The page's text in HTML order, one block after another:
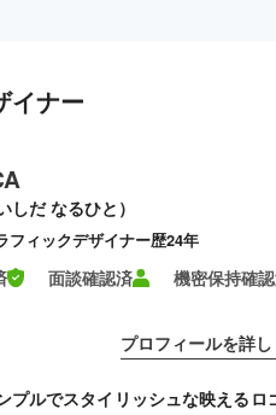
イナー
しだ なるひと）
フィックデザイナー歴24年
面談確認済 機密保持確
プロフィールを詳
プルでスタイリッシュな映えるロ